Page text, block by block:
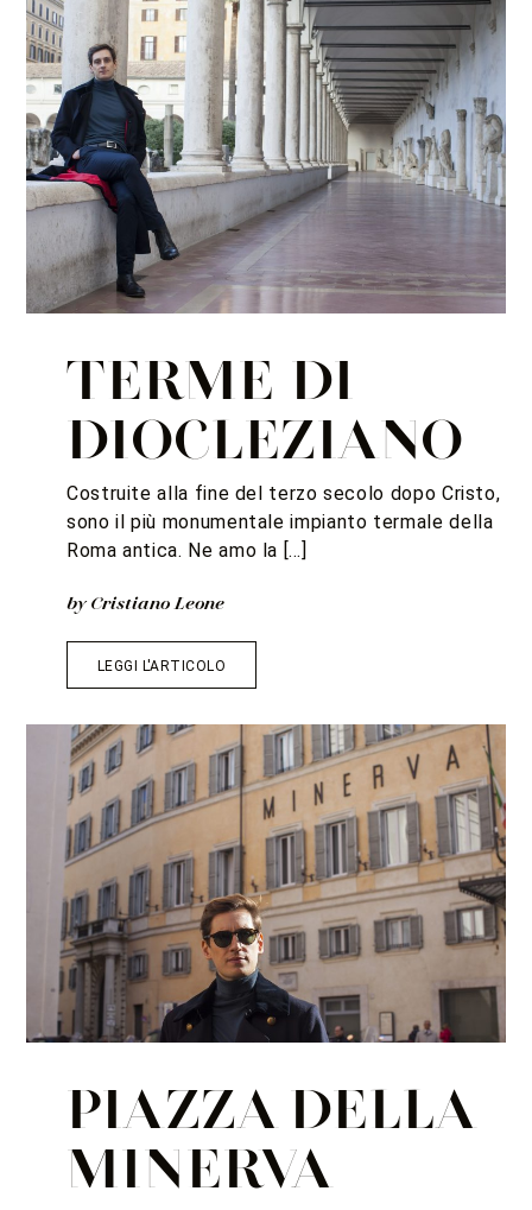
TERME DI
DIOCLEZIANO
Costruite alla fine del terzo secolo dopo Cristo,
sono il più monumentale impianto termale della
Roma antica. Ne amo la […]
by Cristiano Leone
LEGGI L'ARTICOLO
PIAZZA DELLA
MINERVA